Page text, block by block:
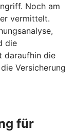
Noch am
vermittelt.
die
daraufhin die
Versicherung
für